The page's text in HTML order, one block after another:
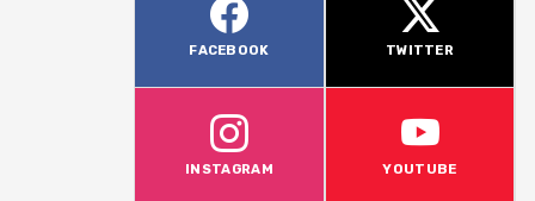
FACEBOOK TWITTER
INSTAGRAM YOUTUBE